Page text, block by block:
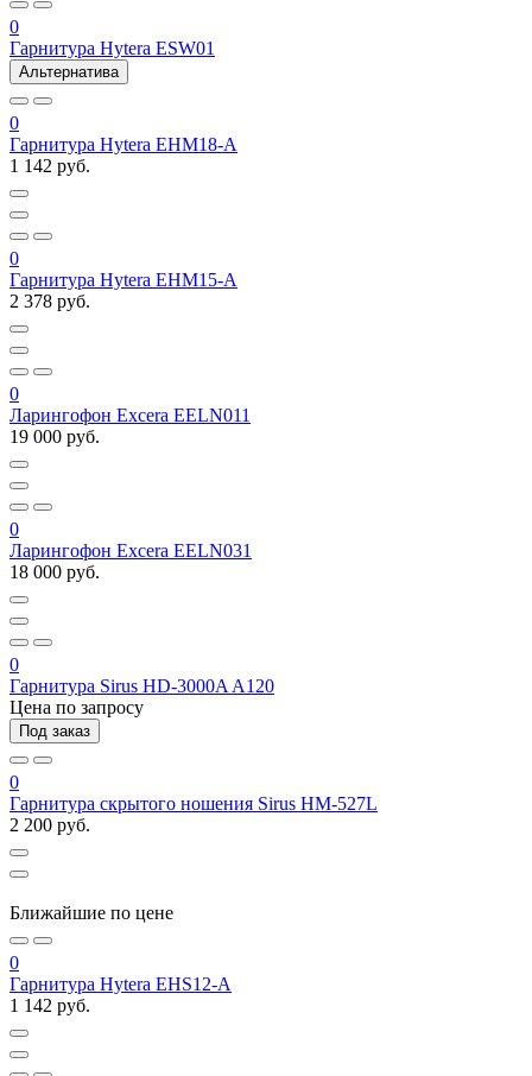
0
Гарнитура Hytera ESW01
Альтернатива
0
Гарнитура Hytera EHM18-A
1 142 руб.
0
Гарнитура Hytera EHM15-A
2 378 руб.
0
Ларингофон Excera EELN011
19 000 руб.
0
Ларингофон Excera EELN031
18 000 руб.
0
Гарнитура Sirus HD-3000A A120
Цена по запросу
Под заказ
0
Гарнитура скрытого ношения Sirus HM-527L
2 200 руб.
Ближайшие по цене
0
Гарнитура Hytera EHS12-A
1 142 руб.